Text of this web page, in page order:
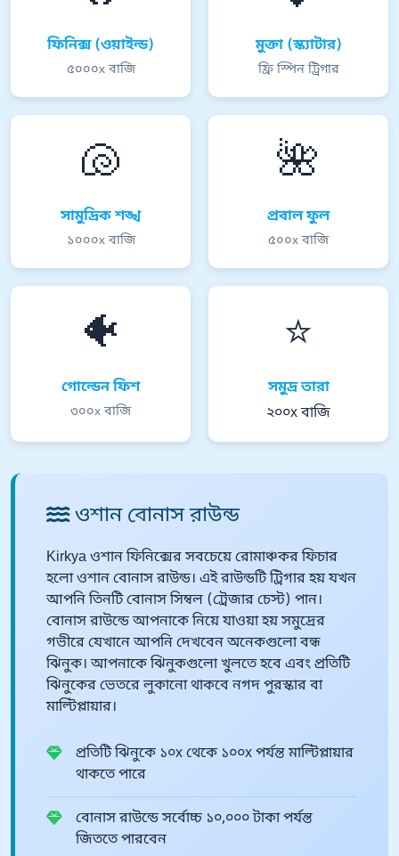
ফিনিক্স (ওয়াইল্ড)
৫০০০x বাজি
মুক্তা (স্ক্যাটার)
ফ্রি স্পিন ট্রিগার
🐚
সামুদ্রিক শঙ্খ
১০০০x বাজি
🌺
প্রবাল ফুল
৫০০x বাজি
🐠
গোল্ডেন ফিশ
৩০০x বাজি
⭐
সমুদ্র তারা
২০০x বাজি
ওশান বোনাস রাউন্ড
Kirkya ওশান ফিনিক্সের সবচেয়ে রোমাঞ্চকর ফিচার
হলো ওশান বোনাস রাউন্ড। এই রাউন্ডটি ট্রিগার হয় যখন
আপনি তিনটি বোনাস সিম্বল (ট্রেজার চেস্ট) পান।
বোনাস রাউন্ডে আপনাকে নিয়ে যাওয়া হয় সমুদ্রের
গভীরে যেখানে আপনি দেখবেন অনেকগুলো বন্ধ
ঝিনুক। আপনাকে ঝিনুকগুলো খুলতে হবে এবং প্রতিটি
ঝিনুকের ভেতরে লুকানো থাকবে নগদ পুরস্কার বা
মাল্টিপ্লায়ার।
প্রতিটি ঝিনুকে ১০x থেকে ১০০x পর্যন্ত মাল্টিপ্লায়ার
থাকতে পারে
বোনাস রাউন্ডে সর্বোচ্চ ১০,০০০ টাকা পর্যন্ত
জিততে পারবেন